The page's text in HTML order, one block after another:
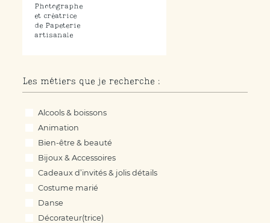
Photographe
et créatrice
de Papeterie
artisanale
Les métiers que je recherche :
Les métiers que je recherche :
Alcools & boissons
Animation
Bien-être & beauté
Bijoux & Accessoires
Cadeaux d’invités & jolis détails
Costume marié
Danse
Décorateur(trice)